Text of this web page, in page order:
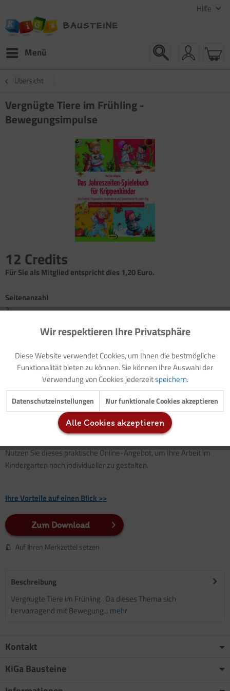
Hilfe
Menü
Übersicht
Vergnügte Tiere im Frühling -
Bewegungsimpulse
12 Credits
Für Sie als Mitglied entspricht dies 1,20 Euro.
Seitenanzahl
2
Vorwort: Krippenkinder lernen mit Kopf, Herz und Hand und mit
allen Sinnen
Einleitung: Frühling
Bewegungsimpulse: Vergnügte Tiere im Frühling
VergnügteTiere imFrühling
: Da dieses Thema sich hervorragend
mit Bewegung kombinieren lässt, werden in diesem Heftteil
Bewegungsimpulse
zu den Themen ...
Nutzen Sie dieses praktische Online-Angebot, um Ihre Arbeit im
Kindergarten noch individueller zu gestalten.
Ihre Vorteile auf einen Blick >>
Zum Download
Auf Ihren Merkzettel setzen
Beschreibung
Vergnügte Tiere im Frühling : Da dieses Thema sich
hervorragend mit Bewegung... mehr
Kontakt
KiGa Bausteine
Funktionale Aktiv
Marketing Inaktiv
Tracking Inaktiv
Inaktiv
Wir respektieren Ihre Privatsphäre
Diese Website verwendet Cookies, um Ihnen die bestmögliche
Funktionalität bieten zu können. Sie können Ihre Auswahl der
Verwendung von Cookies jederzeitspeichern.
Datenschutzeinstellungen Nur funktionale Cookies akzeptieren
Alle Cookies akzeptieren